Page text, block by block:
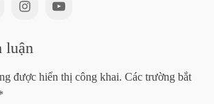
luận
được hiển thị công khai. Các trường bắt